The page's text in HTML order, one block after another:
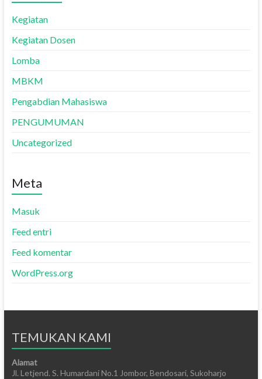
Kegiatan
Kegiatan Dosen
Lomba
MBKM
Pengabdian Mahasiswa
PENGUMUMAN
Uncategorized
Meta
Masuk
Feed entri
Feed komentar
WordPress.org
TEMUKAN KAMI
Alamat
Jl. Letjend. S. Humardani No.1 Jombor, Bendosari, Sukoharjo